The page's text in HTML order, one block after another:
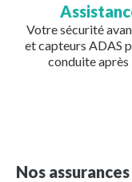
Votre sécurité
et capteurs ADAS
conduite
Nos